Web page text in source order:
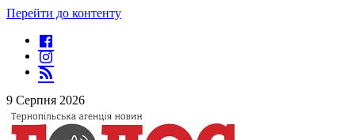
Перейти до контенту
9 Серпня 2026